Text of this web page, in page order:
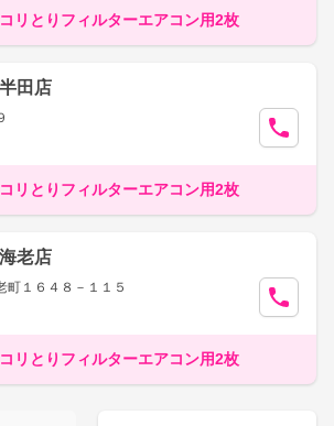
リとりフィルターエアコン用2枚
田店
リとりフィルターエアコン用2枚
老店
町１６４８－１１５
リとりフィルターエアコン用2枚